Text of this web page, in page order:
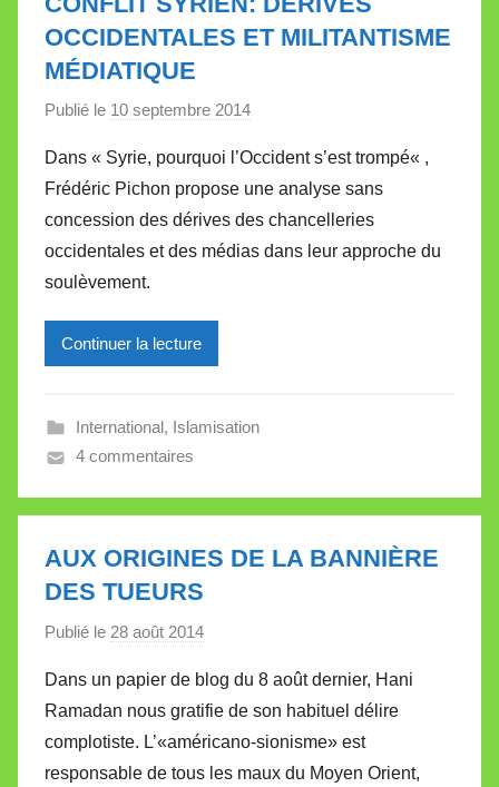
t
OCCIDENTALES ET MILITANTISME
MÉDIATIQUE
Publié le 10 septembre 2014
r
M
i
r
V
l
t
Dans « Syrie, pourquoi l’Occident s’est trompé« ,
Frédéric Pichon propose une analyse sans
concession des dérives des chancelleries
occidentales et des médias dans leur approche du
soulèvement.
Continuer la lecture
International, Islamisation
4 commentaires
AUX ORIGINES DE LA BANNIÈRE
DES TUEURS
Publié le 28 août 2014
r
M
i
r
Dans un papier de blog du 8 août dernier, Hani
Ramadan nous gratifie de son habituel délire
complotiste. L’«américano-sionisme» est
responsable de tous les maux du Moyen Orient,